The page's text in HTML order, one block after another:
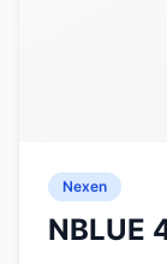
Nexen
NBLUE